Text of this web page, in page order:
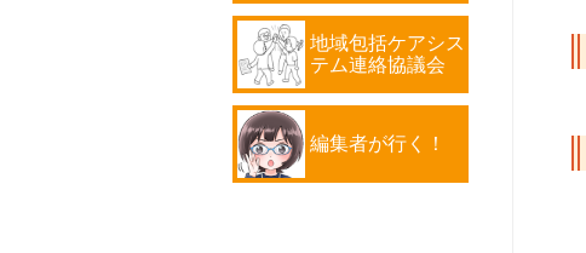
地域包括ケアシス
テム連絡協議会
編集者が行く！